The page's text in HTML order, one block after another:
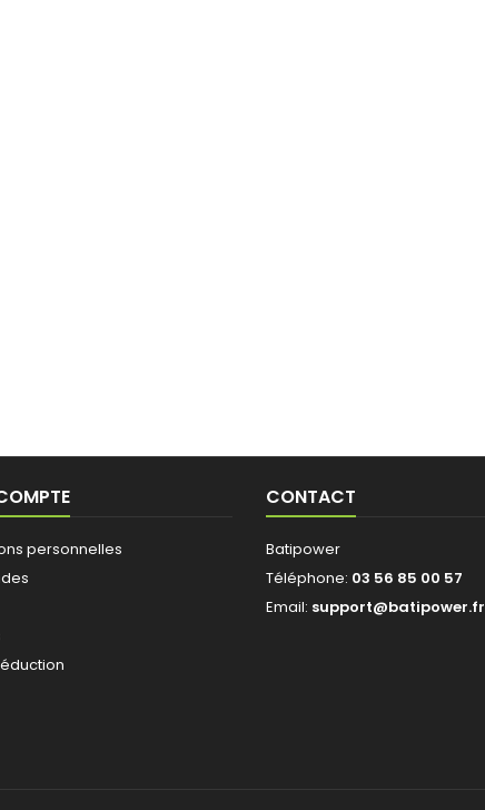
personnelles
CONTACT
Batipower
Téléphone: 03 56 85 00 57
Email: support@batipower.fr